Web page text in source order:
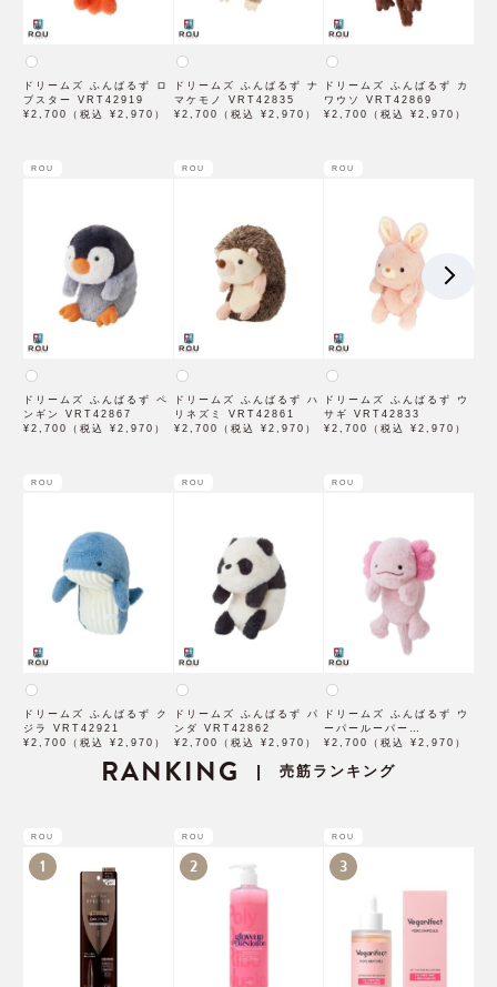
ドリームズ ふんばるず ロ
ブスター VRT42919
¥2,700（税込 ¥2,970）
ドリームズ ふんばるず ナ
マケモノ VRT42835
¥2,700（税込 ¥2,970）
ドリームズ ふんばるず カ
ワウソ VRT42869
¥2,700（税込 ¥2,970）
ROU
ドリームズ ふんばるず ペ
ンギン VRT42867
¥2,700（税込 ¥2,970）
ROU
ドリームズ ふんばるず ハ
リネズミ VRT42861
¥2,700（税込 ¥2,970）
ROU
ドリームズ ふんばるず ウ
サギ VRT42833
¥2,700（税込 ¥2,970）
ROU
ドリームズ ふんばるず ク
ジラ VRT42921
¥2,700（税込 ¥2,970）
ROU
ドリームズ ふんばるず パ
ンダ VRT42862
¥2,700（税込 ¥2,970）
ROU
ドリームズ ふんばるず ウ
ーパールーパー
VRT42870
¥2,700（税込 ¥2,970）
RANKING | 売筋ランキング
ROU
1
ROU
2
ROU
3